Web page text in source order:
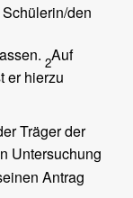
den
2Auf
er hierzu
Träger der
Untersuchung
Antrag